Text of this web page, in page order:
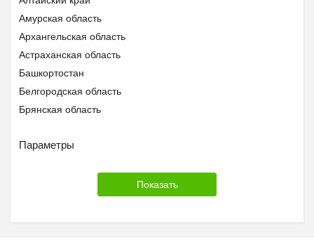
Амурская область
Архангельская область
Астраханская область
Башкортостан
Белгородская область
Брянская область
Владимирская область
Параметры